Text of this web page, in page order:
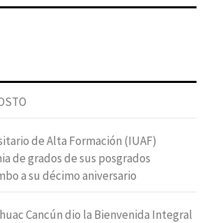
de Alta Formación (IUAF)
de grados de sus posgrados
a su décimo aniversario
Cancún dio la Bienvenida Integral